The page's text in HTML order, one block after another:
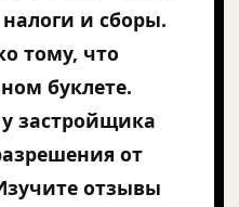
и сборы.
тому, что
буклете.
застройщика
от
отзывы